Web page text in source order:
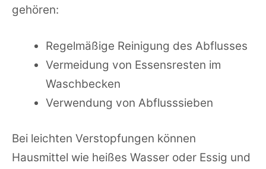
gehören:
Regelmäßige Reinigung des Abflusses
Vermeidung von Essensresten im
Waschbecken
Verwendung von Abflusssieben
Bei leichten Verstopfungen können
Hausmittel wie heißes Wasser oder Essig und